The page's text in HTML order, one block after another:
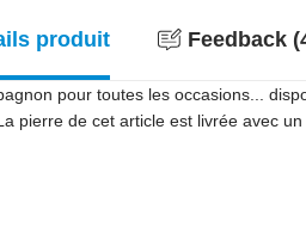
produit Feedback
pour toutes les occasions...
pierre de cet article est livrée avec